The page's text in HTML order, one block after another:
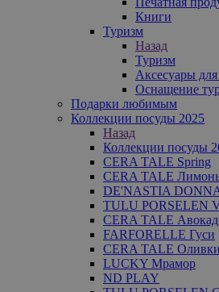
Книги
Туризм
Назад
Туризм
Аксесуары
Оснащение
Подарки любимым
Коллекции посуды 2025
Назад
Коллекции посуды
CERA TALE Spring
CERA TALE
DE'NASTIA
TULU PORSELEN
CERA TALE
FARFORELLE Гуси
CERA TALE Оливки
LUCKY Мрамор
ND PLAY